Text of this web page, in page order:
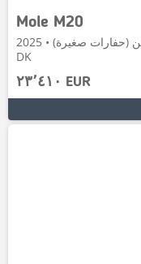
Mole M20
حفارات صغيرة أقل من 7 طن (حفارات صغيرة) • 2025 • Rødekro,
DK
٢٣٬٤١٠ EUR